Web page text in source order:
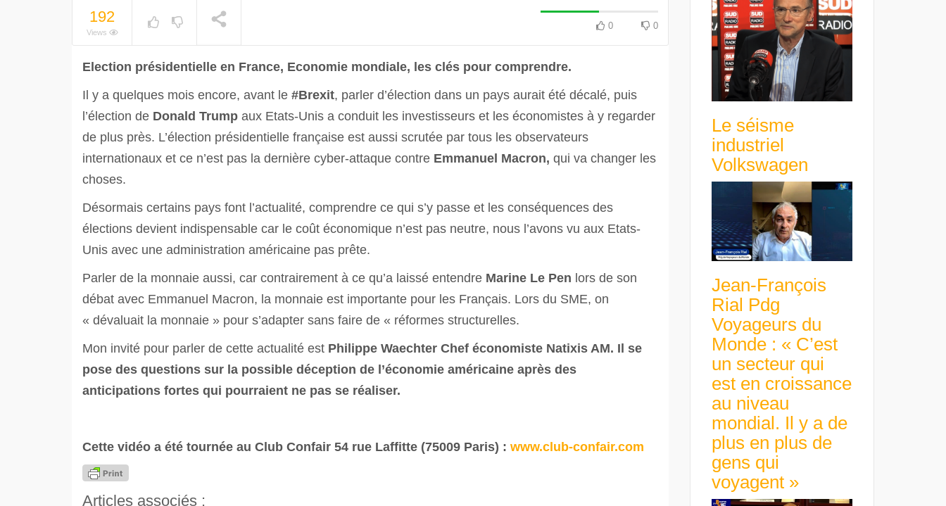
avance avec un frein à main !
192
Views
0 0
Election présidentielle en France, Economie mondiale, les clés pour comprendre.
Il y a quelques mois encore, avant le #Brexit, parler d’élection dans un pays aurait été décalé, puis
l’élection de Donald Trump aux Etats-Unis a conduit les investisseurs et les économistes à y regarder
de plus près. L’élection présidentielle française est aussi scrutée par tous les observateurs
internationaux et ce n’est pas la dernière cyber-attaque contre Emmanuel Macron, qui va changer les
choses.
Désormais certains pays font l’actualité, comprendre ce qui s’y passe et les conséquences des
élections devient indispensable car le coût économique n’est pas neutre, nous l’avons vu aux Etats-
Unis avec une administration américaine pas prête.
Parler de la monnaie aussi, car contrairement à ce qu’a laissé entendre Marine Le Pen lors de son
débat avec Emmanuel Macron, la monnaie est importante pour les Français. Lors du SME, on
« dévaluait la monnaie » pour s’adapter sans faire de « réformes structurelles.
Mon invité pour parler de cette actualité est Philippe Waechter Chef économiste Natixis AM. Il se
pose des questions sur la possible déception de l’économie américaine après des
anticipations fortes qui pourraient ne pas se réaliser.
Cette vidéo a été tournée au Club Confair 54 rue Laffitte (75009 Paris) : www.club-confair.com
Articles associés :
Le séisme
industriel
Volkswagen
Jean-François
Rial Pdg
Voyageurs du
Monde : « C’est
un secteur qui
est en croissance
au niveau
mondial. Il y a de
plus en plus de
gens qui
voyagent »